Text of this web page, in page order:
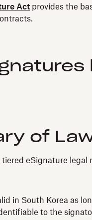
Act provides the
of
tiered eSignature
in South Korea as
to the